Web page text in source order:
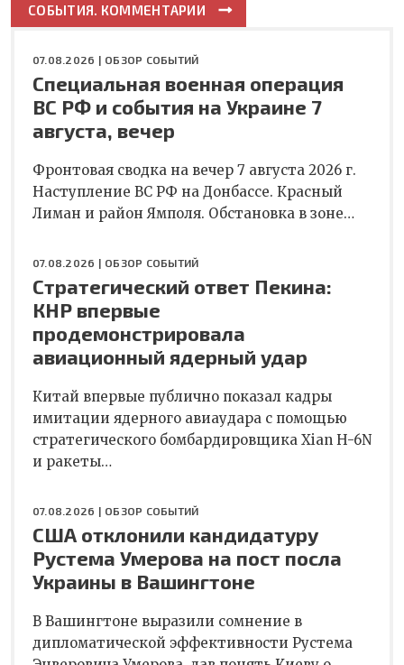
СОБЫТИЯ. КОММЕНТАРИИ
07.08.2026 | ОБЗОР СОБЫТИЙ
Специальная военная операция
ВС РФ и события на Украине 7
августа, вечер
Фронтовая сводка на вечер 7 августа 2026 г.
Наступление ВС РФ на Донбассе. Красный
Лиман и район Ямполя. Обстановка в зоне…
07.08.2026 | ОБЗОР СОБЫТИЙ
Стратегический ответ Пекина:
КНР впервые
продемонстрировала
авиационный ядерный удар
Китай впервые публично показал кадры
имитации ядерного авиаудара с помощью
стратегического бомбардировщика Xian H-6N
и ракеты…
07.08.2026 | ОБЗОР СОБЫТИЙ
США отклонили кандидатуру
Рустема Умерова на пост посла
Украины в Вашингтоне
В Вашингтоне выразили сомнение в
дипломатической эффективности Рустема